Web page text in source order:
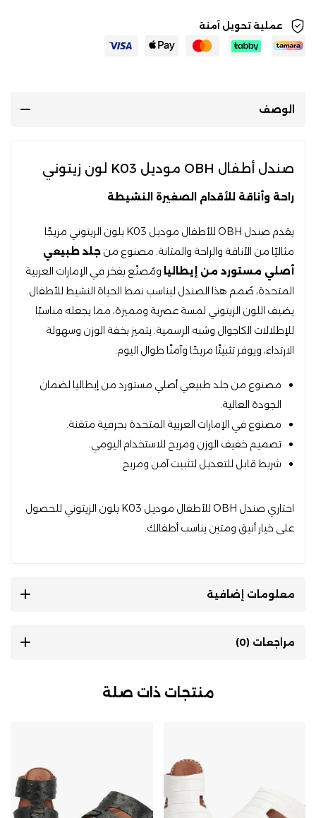
عملية تحويل آمنة
الوصف
صندل أطفال OBH موديل K03 لون زيتوني
راحة وأناقة للأقدام الصغيرة النشيطة
يقدم صندل OBH للأطفال موديل K03 بلون الزيتوني مزيجًا
مثاليًا من الأناقة والراحة والمتانة. مصنوع من جلد طبيعي
أصلي مستورد من إيطاليا ومُصنّع بفخر في الإمارات العربية
المتحدة، صُمم هذا الصندل ليناسب نمط الحياة النشيط للأطفال.
يضيف اللون الزيتوني لمسة عصرية ومميزة، مما يجعله مناسبًا
للإطلالات الكاجوال وشبه الرسمية. يتميز بخفة الوزن وسهولة
الارتداء، ويوفر تثبيتًا مريحًا وآمنًا طوال اليوم.
مصنوع من جلد طبيعي أصلي مستورد من إيطاليا لضمان
الجودة العالية.
مصنوع في الإمارات العربية المتحدة بحرفية متقنة.
تصميم خفيف الوزن ومريح للاستخدام اليومي.
شريط قابل للتعديل لتثبيت آمن ومريح.
اختاري صندل OBH للأطفال موديل K03 بلون الزيتوني للحصول
على خيار أنيق ومتين يناسب أطفالك.
معلومات إضافية
مراجعات (0)
منتجات ذات صلة